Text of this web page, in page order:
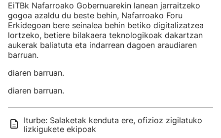
EiTBk Nafarroako Gobernuarekin lanean jarraitzeko
gogoa azaldu du beste behin, Nafarroako Foru
Erkidegoan bere seinalea behin betiko digitalizatzea
lortzeko, betiere bilakaera teknologikoak dakartzan
aukerak baliatuta eta indarrean dagoen araudiaren
barruan.
diaren barruan.
diaren barruan.
Iturbe: Salaketak kenduta ere, ofizioz zigilatuko
lizkigukete ekipoak